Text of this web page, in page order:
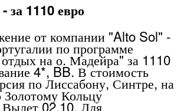
за 1110 евро
от компании "Alto Sol" -
по программе
на о. Мадейра" за 1110
4*, BB. В стоимость
по Лиссабону, Синтре, на
Кольцу
02.10. Для